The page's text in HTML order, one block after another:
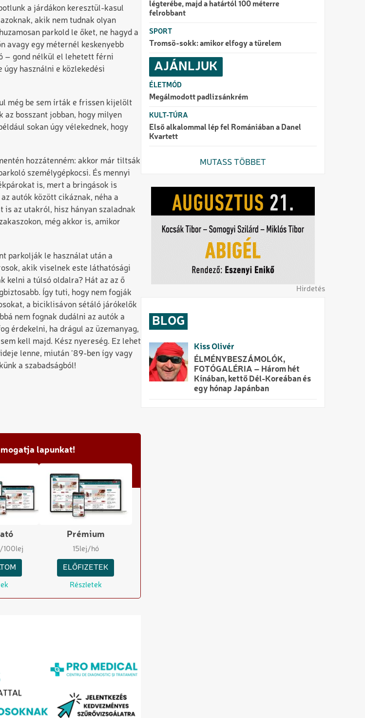
a járdákon keresztül-kasul
akik nem tudnak olyan
parkold le őket, ne hagyd a
avagy egy méternél keskenyebb
– gond nélkül el lehetett férni
úgy használni e közlekedési
még be sem írták e frissen kijelölt
az bosszant jobban, hogy milyen
sokan úgy vélekednek, hogy
hozzátenném: akkor már tiltsák
személygépkocsi. És mennyi
is, mert a bringások is
autók között cikáznak, néha a
az utakról, hisz hányan szaladnak
még akkor is, amikor
parkolják le használat után a
akik viselnek este láthatósági
kelni a túlsó oldalra? Hát az az ő
Így tuti, hogy nem fogják
a biciklisávon sétáló járókelők
nem fognak dudálni az autók a
érdekelni, ha drágul az üzemanyag,
kell majd. Kész nyereség. Ez lehet
lenne, miután ’89-ben így vagy
a szabadságból!
lapunkat!
/100lej
Prémium
15lej/hó
ELŐFIZETEK
Részletek
légterébe, majd a határtól 100 méterre
felrobbant
SPORT
Tromsö-sokk: amikor elfogy a türelem
AJÁNLJUK
ÉLETMÓD
Megálmodott padlizsánkrém
KULT-TÚRA
Első alkalommal lép fel Romániában a Danel
Kvartett
MUTASS TÖBBET
Hirdetés
BLOG
Kiss Olivér
ÉLMÉNYBESZÁMOLÓK,
FOTÓGALÉRIA – Három hét
Kínában, kettő Dél-Koreában és
egy hónap Japánban